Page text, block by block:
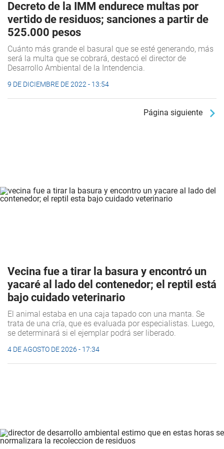
Decreto de la IMM endurece multas por
vertido de residuos; sanciones a partir de
525.000 pesos
Cuánto más grande el basural que se esté generando, más
será la multa que se cobrará, destacó el director de
Desarrollo Ambiental de la Intendencia.
9 DE DICIEMBRE DE 2022 - 13:54
Página siguiente
Vecina fue a tirar la basura y encontró un
yacaré al lado del contenedor; el reptil está
bajo cuidado veterinario
El animal estaba en una caja tapado con una manta. Se
trata de una cría, que es evaluada por especialistas. Luego,
se determinará si el ejemplar podrá ser liberado.
4 DE AGOSTO DE 2026 - 17:34